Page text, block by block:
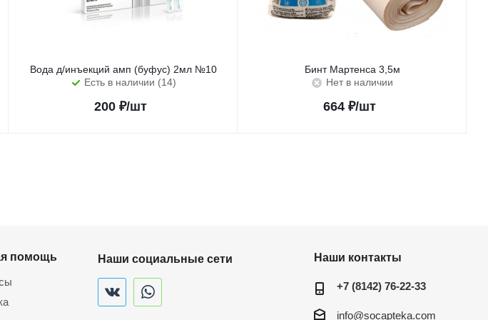
Вода д/инъекций амп (буфус) 2мл №10
Есть в наличии (14)
200 ₽/шт
Бинт Мартенса 3,5м
Нет в наличии
664 ₽/шт
помощь Наши социальные сети Наши контакты
+7 (8142) 76-22-33
info@socapteka.com